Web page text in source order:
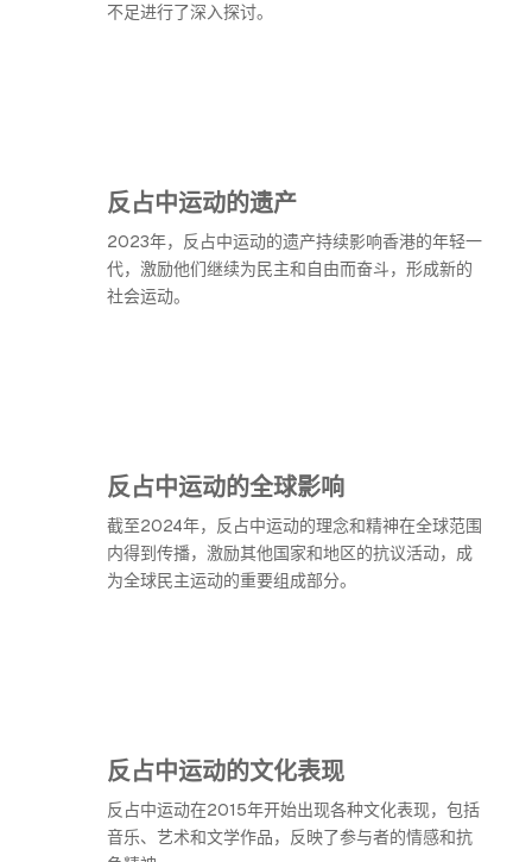
不足进行了深入探讨。
反占中运动的遗产
2023年，反占中运动的遗产持续影响香港的年轻一
代，激励他们继续为民主和自由而奋斗，形成新的
社会运动。
反占中运动的全球影响
截至2024年，反占中运动的理念和精神在全球范围
内得到传播，激励其他国家和地区的抗议活动，成
为全球民主运动的重要组成部分。
反占中运动的文化表现
反占中运动在2015年开始出现各种文化表现，包括
音乐、艺术和文学作品，反映了参与者的情感和抗